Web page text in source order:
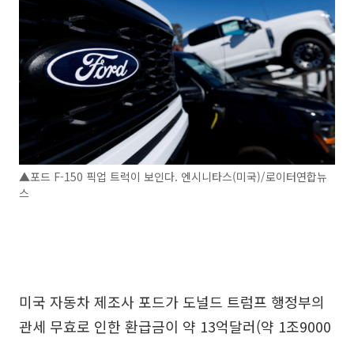
▲포드 F-150 픽업 트럭이 보인다. 엔시니타스(미국)/로이터연합뉴
스
미국 자동차 제조사 포드가 도널드 트럼프 행정부의
관세 무효로 인한 환급금이 약 13억달러(약 1조9000